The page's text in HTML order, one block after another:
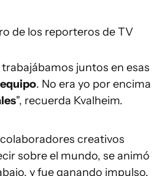
de los reporteros de TV
juntos en esas
. No era yo por encima
", recuerda Kvalheim.
creativos
sobre el mundo, se animó
y fue ganando impulso.